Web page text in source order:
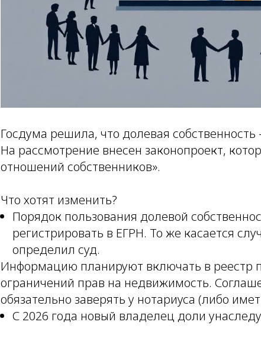
Госдума решила, что долевая
На рассмотрение внесен законопроект,
отношений собственников».
Что хотят изменить?
Порядок пользования долевой
регистрировать в ЕГРН. То же касается
определил суд.
Информацию планируют включать в реестр
ограничений прав на недвижимость.
обязательно заверять у нотариуса (либо
С 2026 года новый владелец доли